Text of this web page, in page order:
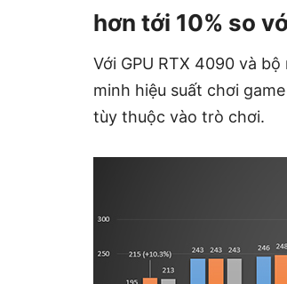
hơn tới 10% so
Với GPU RTX 4090 và
minh hiệu suất chơi
tùy thuộc vào trò chơi.